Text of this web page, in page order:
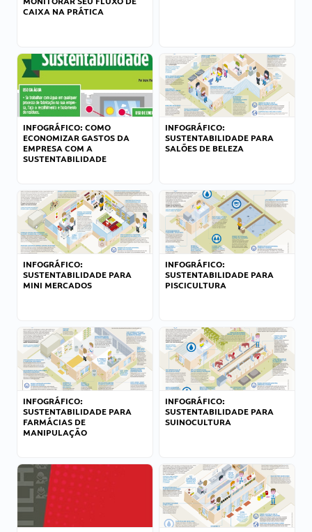
CAIXA NA PRÁTICA
INFOGRÁFICO: COMO
ECONOMIZAR GASTOS DA
EMPRESA COM A
SUSTENTABILIDADE
INFOGRÁFICO:
SUSTENTABILIDADE PARA
SALÕES DE BELEZA
INFOGRÁFICO:
SUSTENTABILIDADE PARA
MINI MERCADOS
INFOGRÁFICO:
SUSTENTABILIDADE PARA
PISCICULTURA
INFOGRÁFICO:
SUSTENTABILIDADE PARA
FARMÁCIAS DE
MANIPULAÇÃO
INFOGRÁFICO:
SUSTENTABILIDADE PARA
SUINOCULTURA